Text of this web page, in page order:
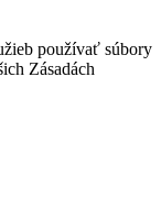
používať súbory
Zásadách